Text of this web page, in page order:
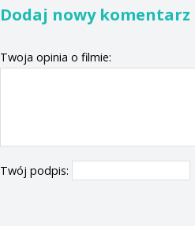
Dodaj nowy komentarz
Twoja opinia o filmie:
Twój podpis: